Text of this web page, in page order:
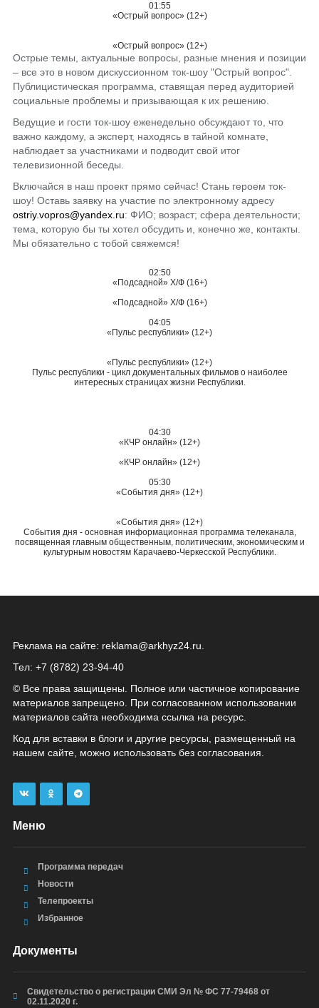
01:55
«Острый вопрос» (12+)
«Острый вопрос» (12+)
Острые темы, актуальные вопросы, разные мнения и позиции
– все это в новом дискуссионном ток-шоу "Острый вопрос".
Публицистическая программа, ставящая перед аудиторией
социальные проблемы и призывающая к их решению.
Ведущие и гости ток-шоу еженедельно обсуждают то, что
важно каждому, а эксперт, находясь в тайной комнате,
наблюдает за участниками и подводит свой итог
телевизионной беседы.
Включайся в наш проект прямо сейчас! Стань героем ток-
шоу! Оставь заявку на участие по электронному адресу
ostriy.vopros@yandex.ru: ФИО; возраст; сфера деятельности;
тема, которую бы ты хотел обсудить и, конечно же, контакты.
Мы обязательно с тобой свяжемся!
02:50
«Подсадной» Х/Ф (16+)
«Подсадной» Х/Ф (16+)
04:05
«Пульс республики» (12+)
«Пульс республики» (12+)
Пульс республики - цикл документальных фильмов о наиболее
интересных страницах жизни Республики.
04:30
«КЧР онлайн» (12+)
«КЧР онлайн» (12+)
05:30
«События дня» (12+)
«События дня» (12+)
События дня - основная информационная программа телеканала,
посвященная главным общественным, политическим, экономическим и
культурным новостям Карачаево-Черкесской Республики.
Реклама на сайте: reklama@arkhyz24.ru
Тел: +7 (8782) 23‑94‑40
© Все права защищены. Полное или частичное копирование
материалов запрещено. При согласованном использовании
материалов сайта необходима ссылка на ресурс.
Код для вставки в блоги и другие ресурсы, размещенный на
нашем сайте, можно использовать без согласования.
Меню
Программа передач
Новости
Телепроекты
Избранное
Документы
Свидетельство о регистрации СМИ Эл № ФС 77-79468 от
02.11.2020 г.